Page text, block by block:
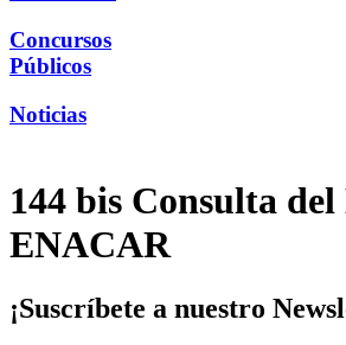
Concursos
Públicos
Noticias
144 bis Consulta
ENACAR
¡Suscríbete a nuestro